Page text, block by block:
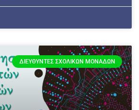
ΔΙΕΥΘΥΝΤΈΣ ΣΧΟΛΙΚΏΝ ΜΟΝΆΔΩΝ